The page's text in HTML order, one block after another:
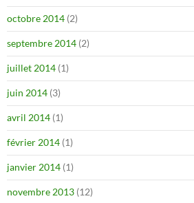
octobre 2014 (2)
septembre 2014 (2)
juillet 2014 (1)
juin 2014 (3)
avril 2014 (1)
février 2014 (1)
janvier 2014 (1)
novembre 2013 (12)